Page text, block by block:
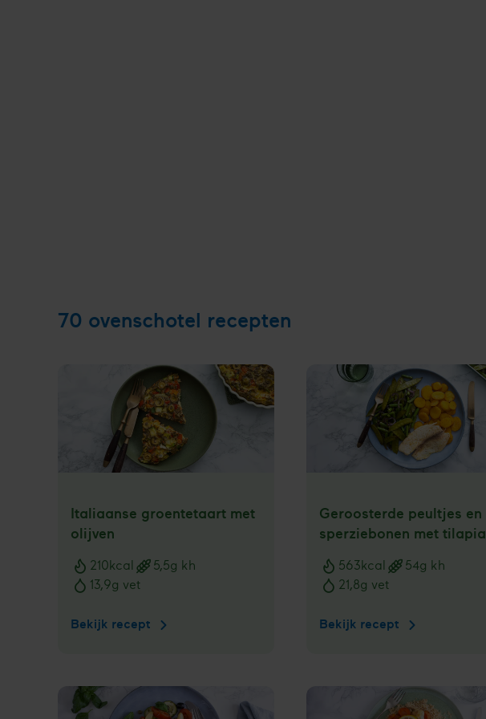
70 ovenschotel recepten
Italiaanse groentetaart met
olijven
Voedingswaarden
210kcal 5,5g kh
13,9g vet
Bekijk recept Italiaanse
Geroosterde peultjes en
sperziebonen met tilapia
Voedingswaarden
563kcal 54g kh
21,8g vet
Bekijk recept Geroosterde
met